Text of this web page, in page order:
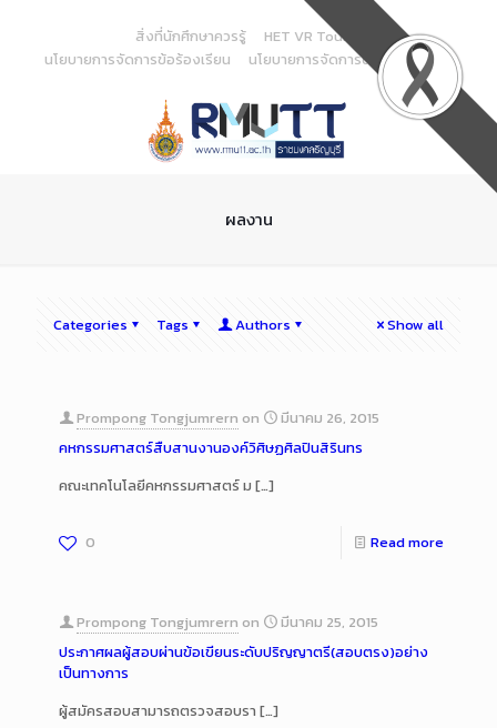
Content
สิ่งที่นักศึกษาควรรู้
HET VR Tour
นโยบายการจัดการข้อร้องเรียน
นโยบายการจัดการด้านสารสนเทศ
ผลงาน
Categories Tags Authors Show all
Prompong Tongjumrern on
มีนาคม 26, 2015
คหกรรมศาสตร์สืบสานงานองค์วิศิษฏศิลปินสิรินทร
คณะเทคโนโลยีคหกรรมศาสตร์ ม […]
0 Read more
Prompong Tongjumrern on
มีนาคม 25, 2015
ประกาศผลผู้สอบผ่านข้อเขียนระดับปริญญาตรี(สอบตรง)อย่าง
เป็นทางการ
ผู้สมัครสอบสามารถตรวจสอบรา […]